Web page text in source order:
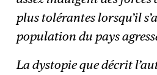
plus tolérantes lorsqu’il
population du pays
La dystopie que décrit